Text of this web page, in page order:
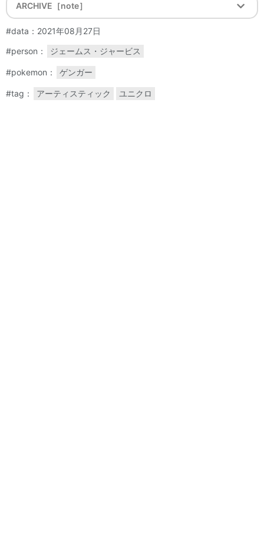
ARCHIVE［note］
#data：2021年08月27日
#person：
ジェームス・ジャービス
#pokemon： ゲンガー
#tag： アーティスティック ユニクロ